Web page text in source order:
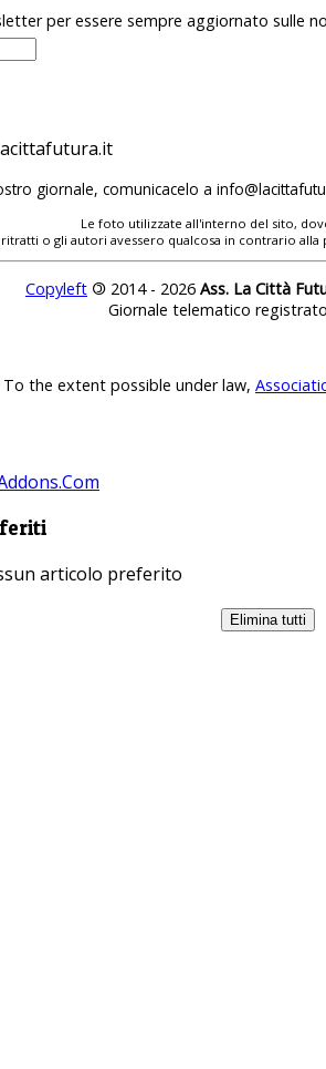
per essere sempre aggiornato sulle
giornale, comunicacelo a
Le foto utilizzate all'interno del sito,
ritratti o gli autori avessero qualcosa in contrario
Copyleft © 2014 - 2026 Ass. La Città
Giornale telematico
To the extent possible under law,
articolo preferito